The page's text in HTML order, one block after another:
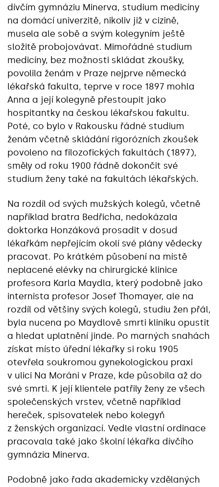
dívčím gymnáziu Minerva, studium medicíny
na domácí univerzitě, nikoliv již v cizině,
musela ale sobě a svým kolegyním ještě
složitě probojovávat. Mimořádné studium
medicíny, bez možnosti skládat zkoušky,
povolila ženám v Praze nejprve německá
lékařská fakulta, teprve v roce 1897 mohla
Anna a její kolegyně přestoupit jako
hospitantky na českou lékařskou fakultu.
Poté, co bylo v Rakousku řádné studium
ženám včetně skládání rigorózních zkoušek
povoleno na filozofických fakultách (1897),
směly od roku 1900 řádně dokončit své
studium ženy také na fakultách lékařských.
Na rozdíl od svých mužských kolegů, včetně
například bratra Bedřicha, nedokázala
doktorka Honzáková prosadit v dosud
lékařkám nepřejícím okolí své plány vědecky
pracovat. Po krátkém působení na místě
neplacené elévky na chirurgické klinice
profesora Karla Maydla, který podobně jako
internista profesor Josef Thomayer, ale na
rozdíl od většiny svých kolegů, studiu žen přál,
byla nucena po Maydlově smrti kliniku opustit
a hledat uplatnění jinde. Po marných snahách
získat místo úřední lékařky si roku 1905
otevřela soukromou gynekologickou praxi
v ulici Na Moráni v Praze, kde působila až do
své smrti. K její klientele patřily ženy ze všech
společenských vrstev, včetně například
hereček, spisovatelek nebo kolegyň
z ženských organizací. Vedle vlastní ordinace
pracovala také jako školní lékařka dívčího
gymnázia Minerva.
Podobně jako řada akademicky vzdělaných